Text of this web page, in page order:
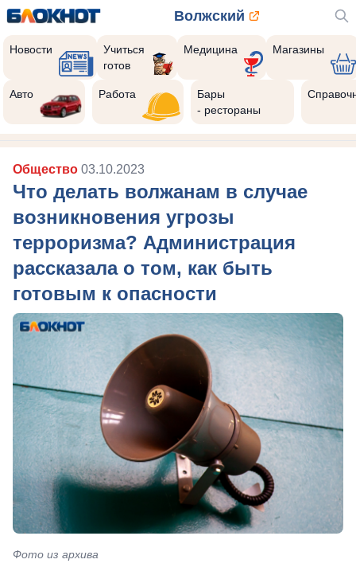
Волжский
Новости
Учиться
готов
Медицина Магазины
Авто Работа
Бары
- рестораны
Общество 03.10.2023
Что делать волжанам в случае
возникновения угрозы
терроризма? Администрация
рассказала о том, как быть
готовым к опасности
Фото из архива